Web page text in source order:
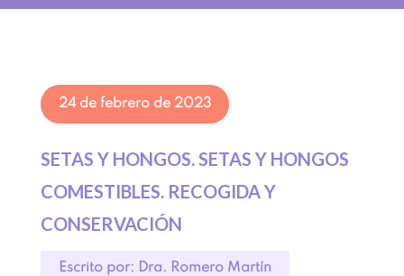
24 de febrero de 2023
SETAS Y HONGOS. SETAS Y HONGOS
COMESTIBLES. RECOGIDA Y
CONSERVACIÓN
Escrito por: Dra. Romero Martín